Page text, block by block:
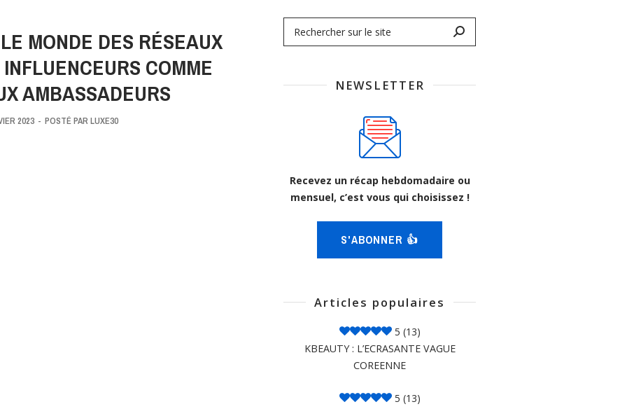
MONDE DES RÉSEAUX
COMME
AMBASSADEURS
2023 - POSTÉ PAR LUXE30
NEWSLETTER
Recevez un récap hebdomadaire ou
mensuel, c’est vous qui choisissez !
S'ABONNER 👍
Articles populaires
5 (13)
KBEAUTY : L’ECRASANTE VAGUE
COREENNE
5 (13)